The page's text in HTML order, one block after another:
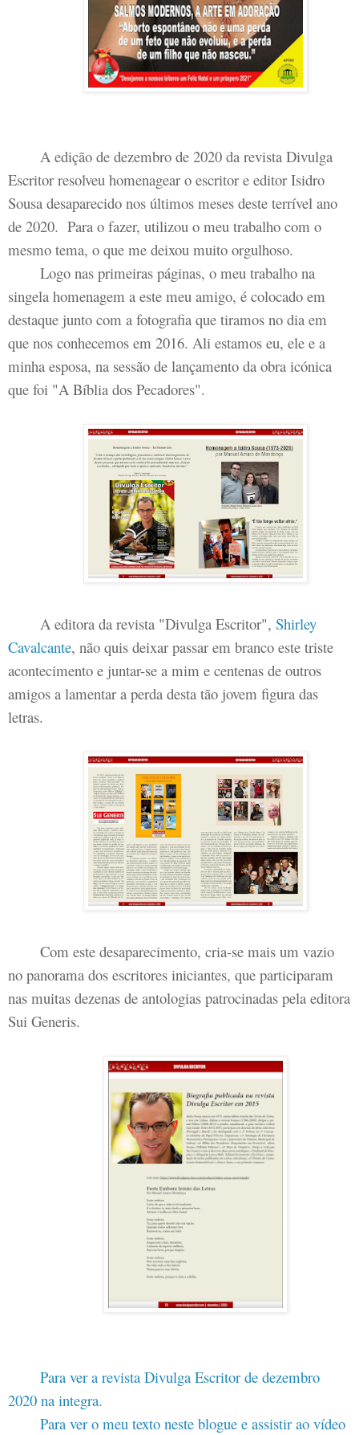
A edição de dezembro de 2020 da revista Divulga
Escritor resolveu homenagear o escritor e editor Isidro
Sousa desaparecido nos últimos meses deste terrível ano
de 2020. Para o fazer, utilizou o meu trabalho com o
mesmo tema, o que me deixou muito orgulhoso.
Logo nas primeiras páginas, o meu trabalho na
singela homenagem a este meu amigo, é colocado em
destaque junto com a fotografia que tiramos no dia em
que nos conhecemos em 2016. Ali estamos eu, ele e a
minha esposa, na sessão de lançamento da obra icónica
que foi "A Bíblia dos Pecadores".
A editora da revista "Divulga Escritor", Shirley
Cavalcante, não quis deixar passar em branco este triste
acontecimento e juntar-se a mim e centenas de outros
amigos a lamentar a perda desta tão jovem figura das
letras.
Com este desaparecimento, cria-se mais um vazio
no panorama dos escritores iniciantes, que participaram
nas muitas dezenas de antologias patrocinadas pela editora
Sui Generis.
Para ver a revista Divulga Escritor de dezembro
2020 na integra.
Para ver o meu texto neste blogue e assistir ao vídeo